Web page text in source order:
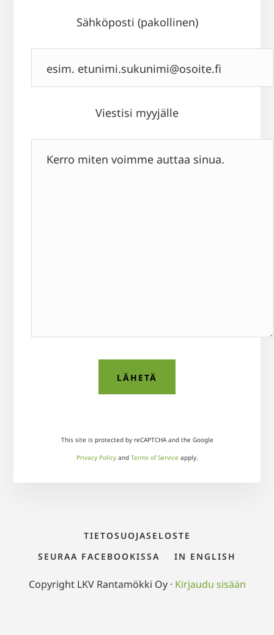
Sähköposti (pakollinen)
Viestisi myyjälle
This site is protected by reCAPTCHA and the Google
Privacy Policyand Terms of Service apply.
TIETOSUOJASELOSTE
SEURAA FACEBOOKISSA
IN ENGLISH
Copyright LKV Rantamökki Oy · Kirjaudu sisään